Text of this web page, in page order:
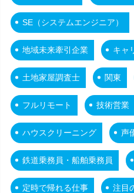
SE（システムエンジニア）
地域未来牽引企業 キャ
土地家屋調査士 関東
フルリモート 技術営業
ハウスクリーニング 声
鉄道乗務員・船舶乗務員
定時で帰れる仕事 注目